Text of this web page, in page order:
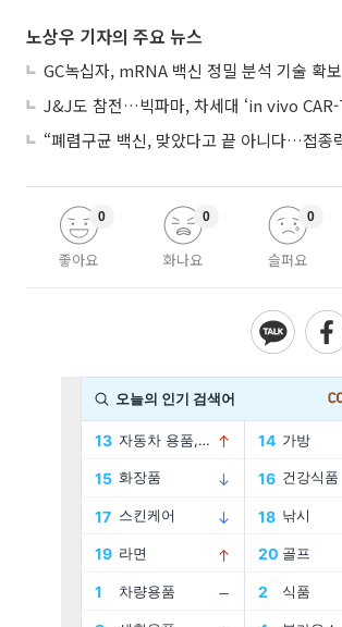
노상우 기자의 주요 뉴스
GC녹십자, mRNA 백신 정밀 분석 기술 확보
좋아요
0
화나요
0
슬퍼요
0